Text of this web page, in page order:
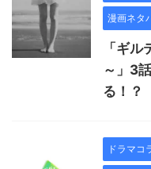
漫画ネタ
「ギ
～」3
る！？
ドラマコ